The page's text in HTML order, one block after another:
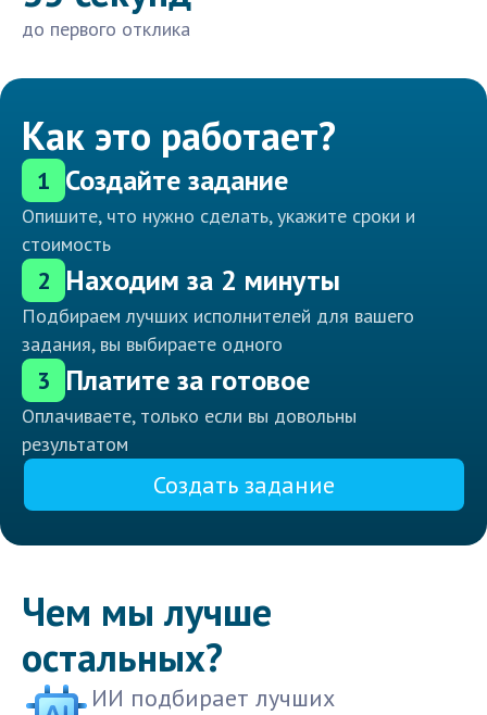
до первого отклика
Как это работает?
1 Создайте задание
Опишите, что нужно сделать, укажите сроки и
стоимость
2 Находим за 2 минуты
Подбираем лучших исполнителей для вашего
задания, вы выбираете одного
3 Платите за готовое
Оплачиваете, только если вы довольны
результатом
Создать задание
Чем мы лучше
остальных?
ИИ подбирает лучших